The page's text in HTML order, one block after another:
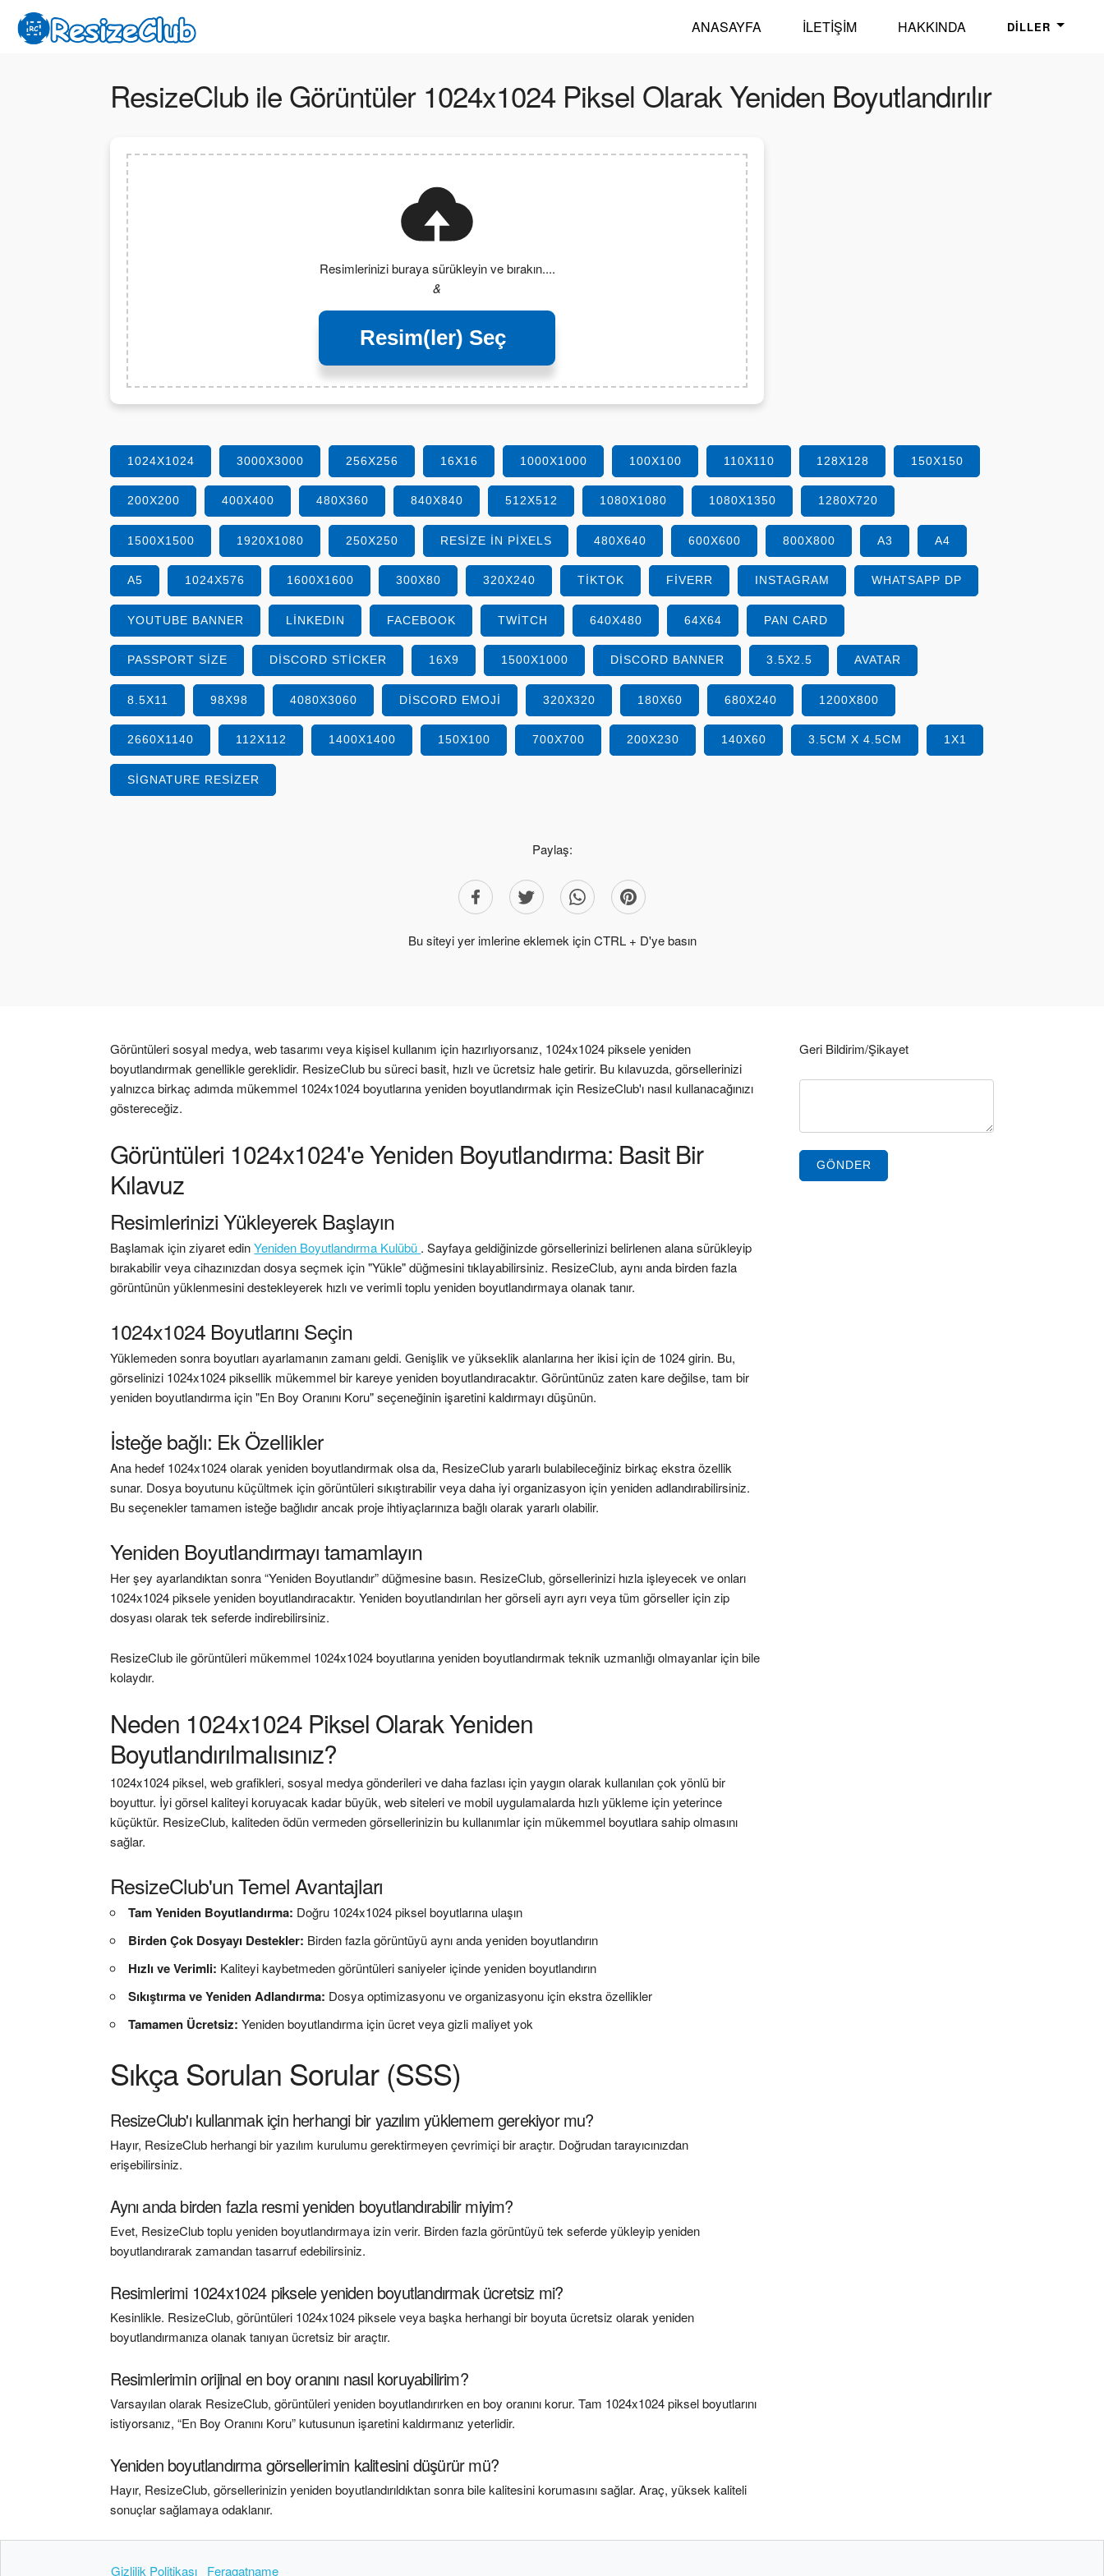
ANASAYFA İLETIŞIM HAKKINDA DILLER
ResizeClub ile Görüntüler 1024x1024 Piksel Olarak Yeniden Boyutlandırılır
Resimlerinizi buraya sürükleyin ve bırakın....
&
Resim(ler) Seç
1024X1024 3000X3000 256X256 16X16 1000X1000 100X100 110X110 128X128 150X150
200X200 400X400 480X360 840X840 512X512 1080X1080 1080X1350 1280X720
1500X1500 1920X1080 250X250 RESIZE IN PIXELS 480X640 600X600 800X800 A3 A4
A5 1024X576 1600X1600 300X80 320X240 TIKTOK FIVERR INSTAGRAM WHATSAPP DP
YOUTUBE BANNER LINKEDIN FACEBOOK TWITCH 640X480 64X64 PAN CARD
PASSPORT SIZE DISCORD STICKER 16X9 1500X1000 DISCORD BANNER 3.5X2.5 AVATAR
8.5X11 98X98 4080X3060 DISCORD EMOJI 320X320 180X60 680X240 1200X800
2660X1140 112X112 1400X1400 150X100 700X700 200X230 140X60 3.5CM X 4.5CM 1X1
SIGNATURE RESIZER
Paylaş:
Bu siteyi yer imlerine eklemek için CTRL + D'ye basın
Görüntüleri sosyal medya, web tasarımı veya kişisel kullanım için hazırlıyorsanız, 1024x1024 piksele yeniden
boyutlandırmak genellikle gereklidir. ResizeClub bu süreci basit, hızlı ve ücretsiz hale getirir. Bu kılavuzda, görsellerinizi
yalnızca birkaç adımda mükemmel 1024x1024 boyutlarına yeniden boyutlandırmak için ResizeClub'ı nasıl kullanacağınızı
göstereceğiz.
Görüntüleri 1024x1024'e Yeniden Boyutlandırma: Basit Bir
Kılavuz
Resimlerinizi Yükleyerek Başlayın
Başlamak için ziyaret edinYeniden Boyutlandırma Kulübü . Sayfaya geldiğinizde görsellerinizi belirlenen alana sürükleyip
bırakabilir veya cihazınızdan dosya seçmek için "Yükle" düğmesini tıklayabilirsiniz. ResizeClub, aynı anda birden fazla
görüntünün yüklenmesini destekleyerek hızlı ve verimli toplu yeniden boyutlandırmaya olanak tanır.
1024x1024 Boyutlarını Seçin
Yüklemeden sonra boyutları ayarlamanın zamanı geldi. Genişlik ve yükseklik alanlarına her ikisi için de 1024 girin. Bu,
görselinizi 1024x1024 piksellik mükemmel bir kareye yeniden boyutlandıracaktır. Görüntünüz zaten kare değilse, tam bir
yeniden boyutlandırma için "En Boy Oranını Koru" seçeneğinin işaretini kaldırmayı düşünün.
İsteğe bağlı: Ek Özellikler
Ana hedef 1024x1024 olarak yeniden boyutlandırmak olsa da, ResizeClub yararlı bulabileceğiniz birkaç ekstra özellik
sunar. Dosya boyutunu küçültmek için görüntüleri sıkıştırabilir veya daha iyi organizasyon için yeniden adlandırabilirsiniz.
Bu seçenekler tamamen isteğe bağlıdır ancak proje ihtiyaçlarınıza bağlı olarak yararlı olabilir.
Yeniden Boyutlandırmayı tamamlayın
Her şey ayarlandıktan sonra “Yeniden Boyutlandır” düğmesine basın. ResizeClub, görsellerinizi hızla işleyecek ve onları
1024x1024 piksele yeniden boyutlandıracaktır. Yeniden boyutlandırılan her görseli ayrı ayrı veya tüm görseller için zip
dosyası olarak tek seferde indirebilirsiniz.
ResizeClub ile görüntüleri mükemmel 1024x1024 boyutlarına yeniden boyutlandırmak teknik uzmanlığı olmayanlar için bile
kolaydır.
Neden 1024x1024 Piksel Olarak Yeniden
Boyutlandırılmalısınız?
1024x1024 piksel, web grafikleri, sosyal medya gönderileri ve daha fazlası için yaygın olarak kullanılan çok yönlü bir
boyuttur. İyi görsel kaliteyi koruyacak kadar büyük, web siteleri ve mobil uygulamalarda hızlı yükleme için yeterince
küçüktür. ResizeClub, kaliteden ödün vermeden görsellerinizin bu kullanımlar için mükemmel boyutlara sahip olmasını
sağlar.
ResizeClub'un Temel Avantajları
Tam Yeniden Boyutlandırma: Doğru 1024x1024 piksel boyutlarına ulaşın
Birden Çok Dosyayı Destekler: Birden fazla görüntüyü aynı anda yeniden boyutlandırın
Hızlı ve Verimli: Kaliteyi kaybetmeden görüntüleri saniyeler içinde yeniden boyutlandırın
Sıkıştırma ve Yeniden Adlandırma: Dosya optimizasyonu ve organizasyonu için ekstra özellikler
Tamamen Ücretsiz:Yeniden boyutlandırma için ücret veya gizli maliyet yok
Sıkça Sorulan Sorular (SSS)
ResizeClub'ı kullanmak için herhangi bir yazılım yüklemem gerekiyor mu?
Hayır, ResizeClub herhangi bir yazılım kurulumu gerektirmeyen çevrimiçi bir araçtır. Doğrudan tarayıcınızdan
erişebilirsiniz.
Aynı anda birden fazla resmi yeniden boyutlandırabilir miyim?
Evet, ResizeClub toplu yeniden boyutlandırmaya izin verir. Birden fazla görüntüyü tek seferde yükleyip yeniden
boyutlandırarak zamandan tasarruf edebilirsiniz.
Resimlerimi 1024x1024 piksele yeniden boyutlandırmak ücretsiz mi?
Kesinlikle. ResizeClub, görüntüleri 1024x1024 piksele veya başka herhangi bir boyuta ücretsiz olarak yeniden
boyutlandırmanıza olanak tanıyan ücretsiz bir araçtır.
Resimlerimin orijinal en boy oranını nasıl koruyabilirim?
Varsayılan olarak ResizeClub, görüntüleri yeniden boyutlandırırken en boy oranını korur. Tam 1024x1024 piksel boyutlarını
istiyorsanız, “En Boy Oranını Koru” kutusunun işaretini kaldırmanız yeterlidir.
Yeniden boyutlandırma görsellerimin kalitesini düşürür mü?
Hayır, ResizeClub, görsellerinizin yeniden boyutlandırıldıktan sonra bile kalitesini korumasını sağlar. Araç, yüksek kaliteli
sonuçlar sağlamaya odaklanır.
Geri Bildirim/Şikayet
GÖNDER
Gizlilik Politikası Feragatname